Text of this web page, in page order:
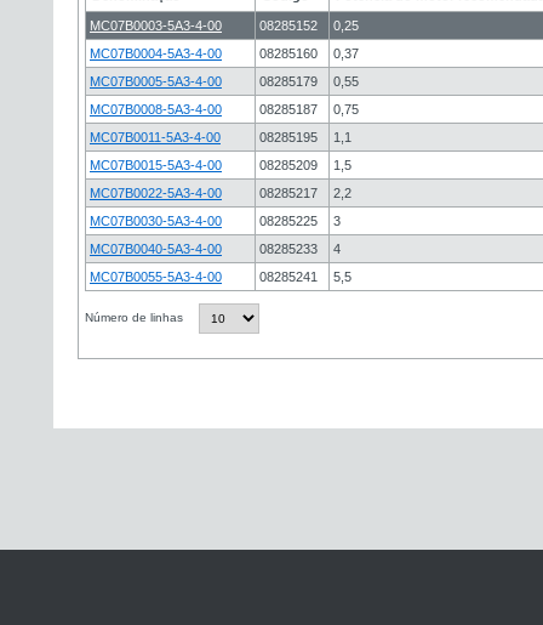
MC07B0003-5A3-4-00 08285152
0,25
MC07B0004-5A3-4-00
08285160
0,37
MC07B0005-5A3-4-00
08285179
0,55
MC07B0008-5A3-4-00
08285187
0,75
MC07B0011-5A3-4-00
08285195
1,1
MC07B0015-5A3-4-00
08285209
1,5
MC07B0022-5A3-4-00
08285217
2,2
MC07B0030-5A3-4-00
08285225
3
MC07B0040-5A3-4-00
08285233
4
MC07B0055-5A3-4-00
08285241 5,5
Número de linhas